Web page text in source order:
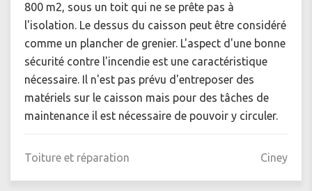
800 m2, sous un toit qui ne se prête pas à
l'isolation. Le dessus du caisson peut être considéré
comme un plancher de grenier. L'aspect d'une bonne
sécurité contre l'incendie est une caractéristique
nécessaire. Il n'est pas prévu d'entreposer des
matériels sur le caisson mais pour des tâches de
maintenance il est nécessaire de pouvoir y circuler.
Toiture et réparation Ciney